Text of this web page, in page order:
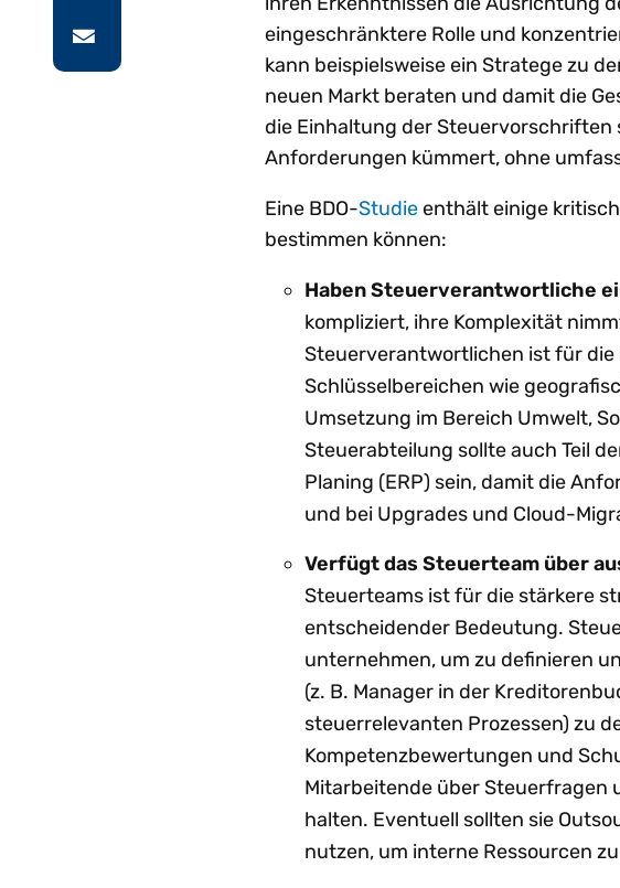
eingeschränktere Rolle und
kann beispielsweise ein Stratege zu
neuen Markt beraten und damit die
die Einhaltung der
Anforderungen kümmert, ohne
Eine BDO-Studieenthält einige
bestimmen können:
Haben Steuerverantwortliche
kompliziert, ihre Komplexität
Steuerverantwortlichen ist für
Schlüsselbereichen wie
Umsetzung im Bereich Umwelt,
Steuerabteilung sollte auch Teil
Planing (ERP) sein, damit die
und bei Upgrades und Cloud-
Verfügt das Steuerteam über
Steuerteams ist für die stärkere
entscheidender Bedeutung.
unternehmen, um zu definieren
(z. B. Manager in der
steuerrelevanten Prozessen) zu
Kompetenzbewertungen und
Mitarbeitende über Steuerfragen
halten. Eventuell sollten sie
nutzen, um interne Ressourcen